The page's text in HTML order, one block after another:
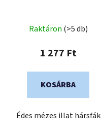
Raktáron (>5 db)
1 277 Ft
KOSÁRBA
Édes mézes illat hársfák